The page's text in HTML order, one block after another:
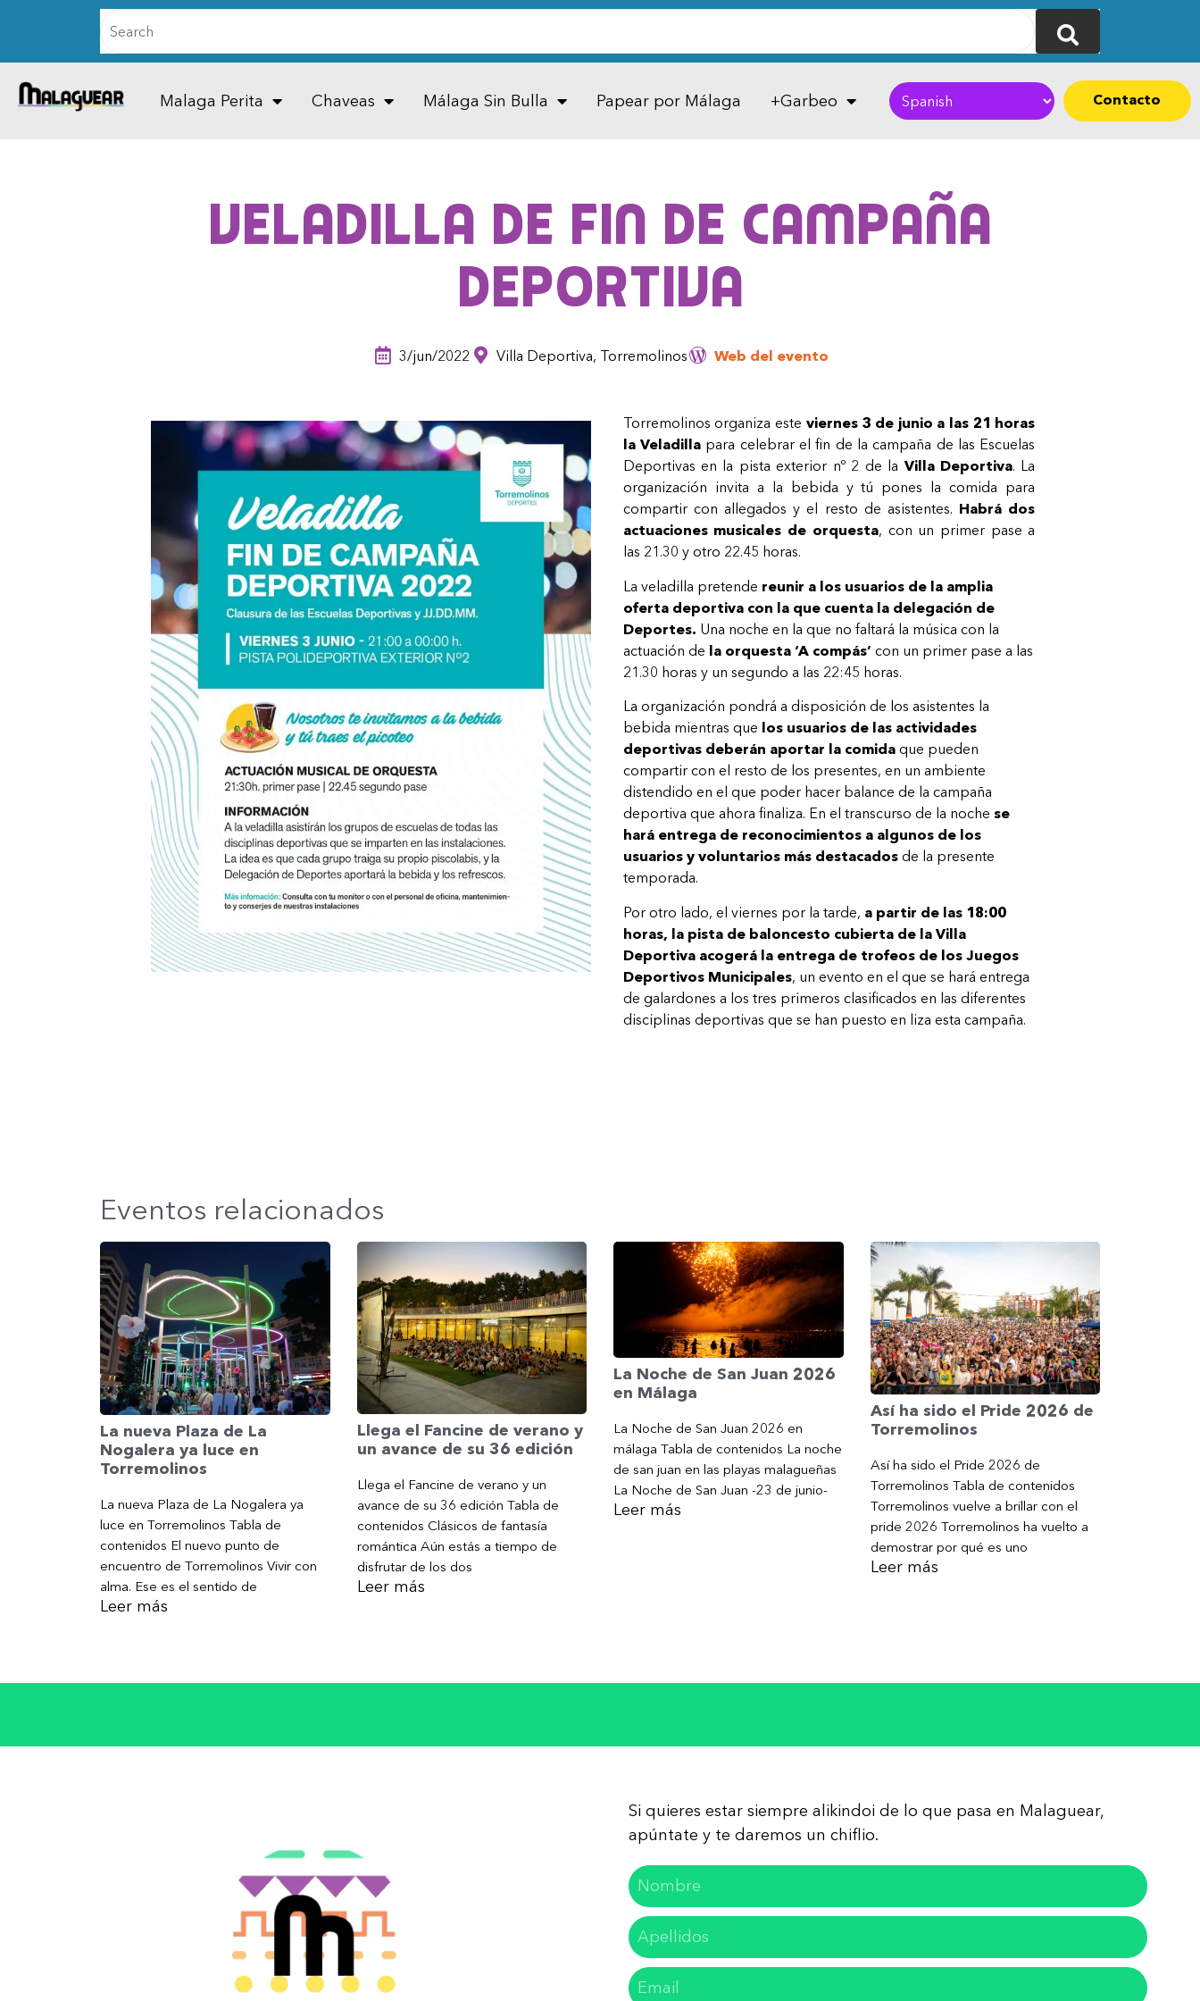
Malaga Perita Chaveas Málaga Sin Bulla Papear por Málaga +Garbeo Contacto
Veladilla de fin de campaña
deportiva
3/jun/2022 Villa Deportiva, Torremolinos Web del evento
Torremolinos organiza este viernes 3 de junio a las 21 horas
la Veladillapara celebrar el fin de la campaña de las Escuelas
Deportivas en la pista exterior nº 2 de la Villa Deportiva. La
organización invita a la bebida y tú pones la comida para
compartir con allegados y el resto de asistentes. Habrá dos
actuaciones musicales de orquesta, con un primer pase a
las 21.30 y otro 22.45 horas.
La veladilla pretende reunir a los usuarios de la amplia
oferta deportiva con la que cuenta la delegación de
Deportes. Una noche en la que no faltará la música con la
actuación de la orquesta ‘A compás’ con un primer pase a las
21.30 horas y un segundo a las 22:45 horas.
La organización pondrá a disposición de los asistentes la
bebida mientras que los usuarios de las actividades
deportivas deberán aportar la comidaque pueden
compartir con el resto de los presentes, en un ambiente
distendido en el que poder hacer balance de la campaña
deportiva que ahora finaliza. En el transcurso de la noche se
hará entrega de reconocimientos a algunos de los
usuarios y voluntarios más destacadosde la presente
temporada.
Por otro lado, el viernes por la tarde, a partir de las 18:00
horas, la pista de baloncesto cubierta de la Villa
Deportiva acogerá la entrega de trofeos de los Juegos
Deportivos Municipales, un evento en el que se hará entrega
de galardones a los tres primeros clasificados en las diferentes
disciplinas deportivas que se han puesto en liza esta campaña.
Eventos relacionados
La nueva Plaza de La
Nogalera ya luce en
Torremolinos
La nueva Plaza de La Nogalera ya
luce en Torremolinos Tabla de
contenidos El nuevo punto de
encuentro de Torremolinos Vivir con
alma. Ese es el sentido de
Leer más
Llega el Fancine de verano y
un avance de su 36 edición
Llega el Fancine de verano y un
avance de su 36 edición Tabla de
contenidos Clásicos de fantasía
romántica Aún estás a tiempo de
disfrutar de los dos
Leer más
La Noche de San Juan 2026
en Málaga
La Noche de San Juan 2026 en
málaga Tabla de contenidos La noche
de san juan en las playas malagueñas
La Noche de San Juan -23 de junio-
Leer más
Así ha sido el Pride 2026 de
Torremolinos
Así ha sido el Pride 2026 de
Torremolinos Tabla de contenidos
Torremolinos vuelve a brillar con el
pride 2026 Torremolinos ha vuelto a
demostrar por qué es uno
Leer más
Si quieres estar siempre alikindoi de lo que pasa en Malaguear,
apúntate y te daremos un chiflio.